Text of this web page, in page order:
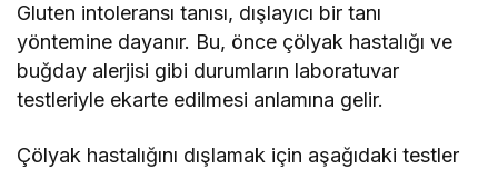
Gluten intoleransı tanısı, dışlayıcı bir tanı
yöntemine dayanır. Bu, önce çölyak hastalığı ve
buğday alerjisi gibi durumların laboratuvar
testleriyle ekarte edilmesi anlamına gelir.
Çölyak hastalığını dışlamak için aşağıdaki testler